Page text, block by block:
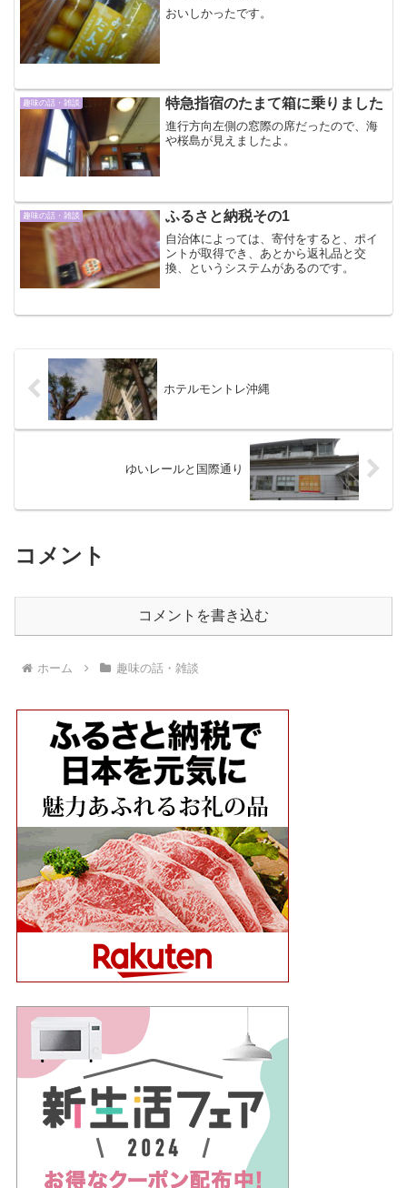
おいしかったです。
趣味の話・雑談 特急指宿のたまて箱に乗りました
進行方向左側の窓際の席だったので、海
や桜島が見えましたよ。
趣味の話・雑談 ふるさと納税その1
自治体によっては、寄付をすると、ポイ
ントが取得でき、あとから返礼品と交
換、というシステムがあるのです。
ホテルモントレ沖縄
ゆいレールと国際通り
コメント
コメントを書き込む
ホーム 趣味の話・雑談